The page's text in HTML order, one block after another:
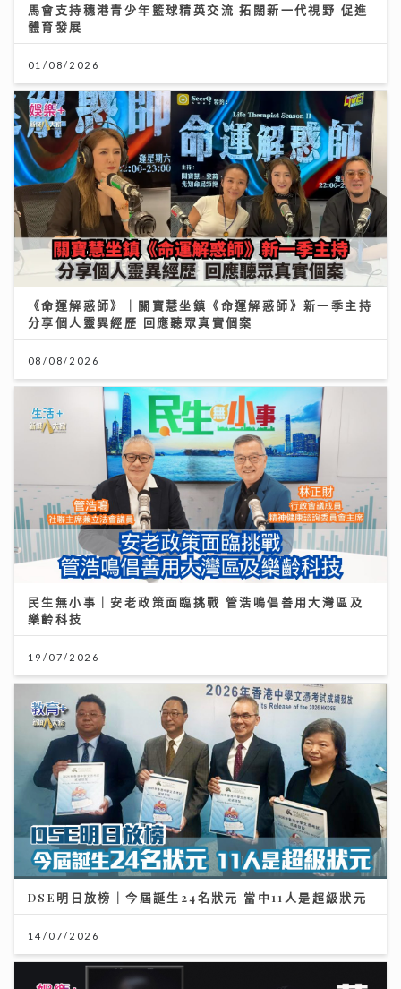
馬會支持穗港青少年籃球精英交流 拓闊新一代視野 促進
體育發展
01/08/2026
《命運解惑師》｜關寶慧坐鎮《命運解惑師》新一季主持
分享個人靈異經歷 回應聽眾真實個案
08/08/2026
民生無小事｜安老政策面臨挑戰 管浩鳴倡善用大灣區及
樂齡科技
19/07/2026
DSE明日放榜｜今屆誕生24名狀元 當中11人是超級狀元
14/07/2026